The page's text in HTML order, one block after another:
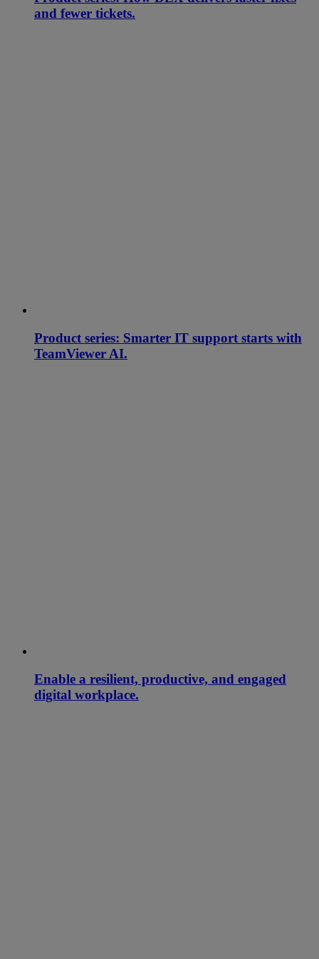
and fewer tickets.
Product series: Smarter IT support starts with
TeamViewer AI.
Enable a resilient, productive, and engaged
digital workplace.